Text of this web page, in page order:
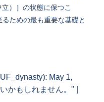
）］の状態に保つこ
ための最も重要な基礎と
May 1,
かもしれません。" |